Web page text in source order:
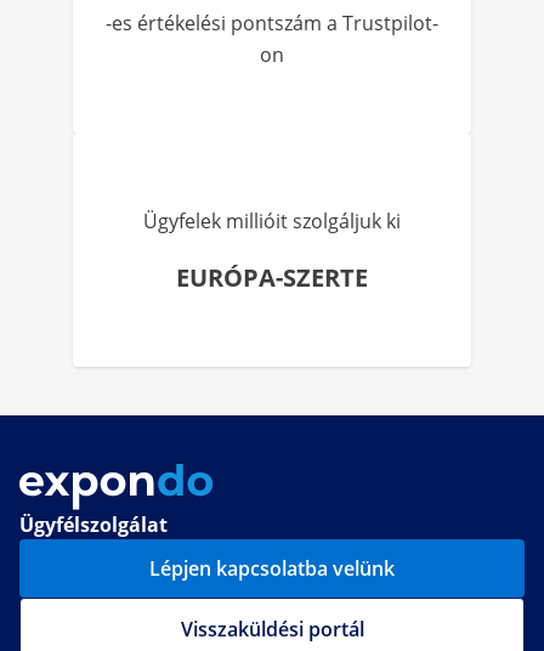
-es értékelési pontszám a Trustpilot-
on
Ügyfelek millióit szolgáljuk ki
EURÓPA-SZERTE
Ügyfélszolgálat
Lépjen kapcsolatba velünk
Visszaküldési portál